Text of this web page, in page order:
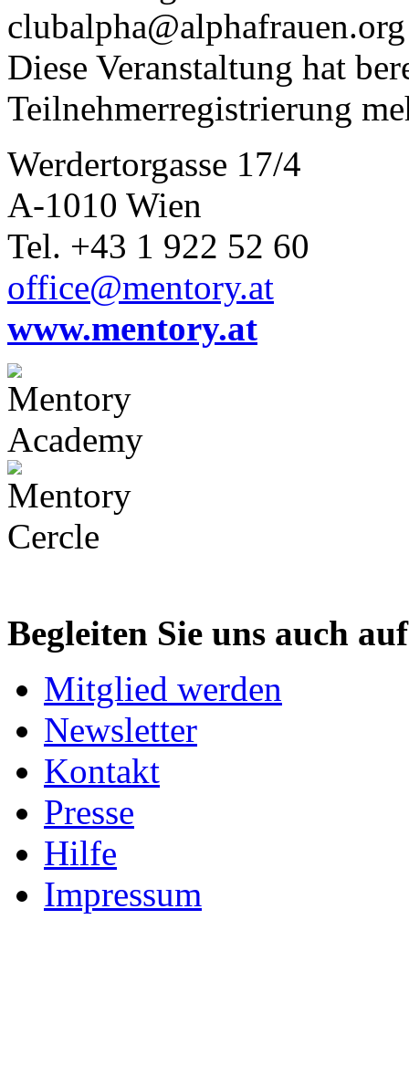
clubalpha@alphafrauen.org
Diese Veranstaltung hat
Teilnehmerregistrierung
Werdertorgasse 17/4
A-1010 Wien
Tel. +43 1 922 52 60
office@mentory.at
www.mentory.at
Begleiten Sie uns auch
Mitglied werden
Newsletter
Kontakt
Presse
Hilfe
Impressum